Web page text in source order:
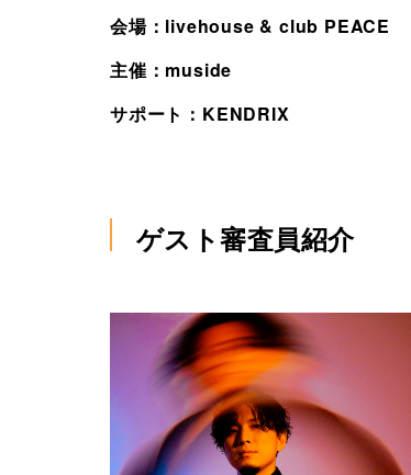
会場：livehouse & club PEACE
主催：muside
サポート：KENDRIX
ゲスト審査員紹介